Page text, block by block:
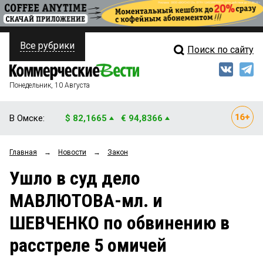
ПОЛИТИКА
ФИНАНСЫ
ОБЩЕСТВО
ЗАКОН
Свежий выпуск
Блоги
Архив
Все рубрики Поиск по сайту
Понедельник, 10 Августа
В Омске: $ 82,1665 € 94,8366
Главная → Новости → Закон
Ушло в суд дело
МАВЛЮТОВА-мл. и
ШЕВЧЕНКО по обвинению в
расстреле 5 омичей